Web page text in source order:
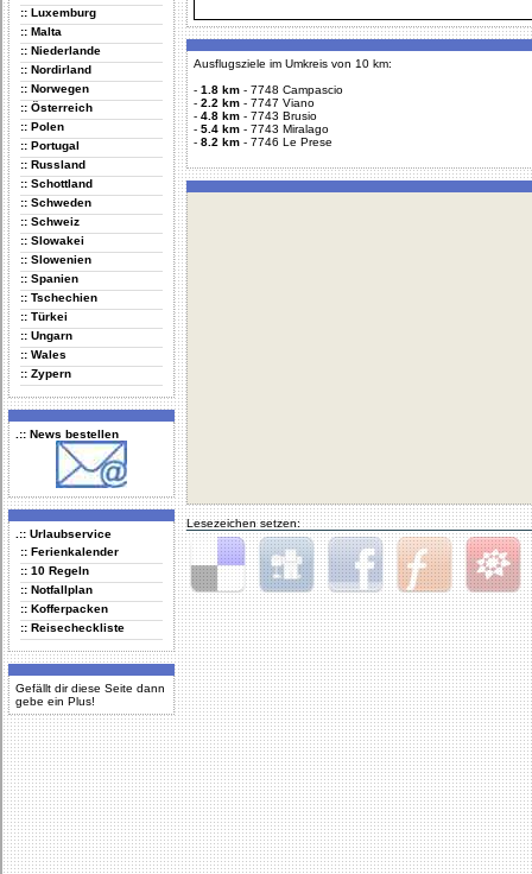
:: Luxemburg
:: Malta
:: Niederlande
:: Nordirland
:: Norwegen
:: Österreich
:: Polen
:: Portugal
:: Russland
:: Schottland
:: Schweden
:: Schweiz
:: Slowakei
:: Slowenien
:: Spanien
:: Tschechien
:: Türkei
:: Ungarn
:: Wales
:: Zypern
.:: News bestellen
.:: Urlaubservice
:: Ferienkalender
:: 10 Regeln
:: Notfallplan
:: Kofferpacken
:: Reisecheckliste
Gefällt dir diese Seite dann
gebe ein Plus!
Ausflugsziele im Umkreis von 10 km:
- 1.8 km - 7748 Campascio
- 2.2 km - 7747 Viano
- 4.8 km - 7743 Brusio
- 5.4 km - 7743 Miralago
- 8.2 km - 7746 Le Prese
Lesezeichen setzen:
Delicious Digg Facebook Furl StudiVZ